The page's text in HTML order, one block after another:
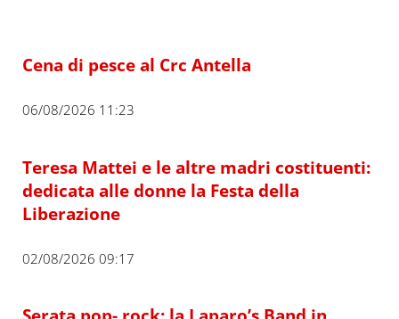
Cena di pesce al Crc Antella
06/08/2026 11:23
Teresa Mattei e le altre madri costituenti:
dedicata alle donne la Festa della
Liberazione
02/08/2026 09:17